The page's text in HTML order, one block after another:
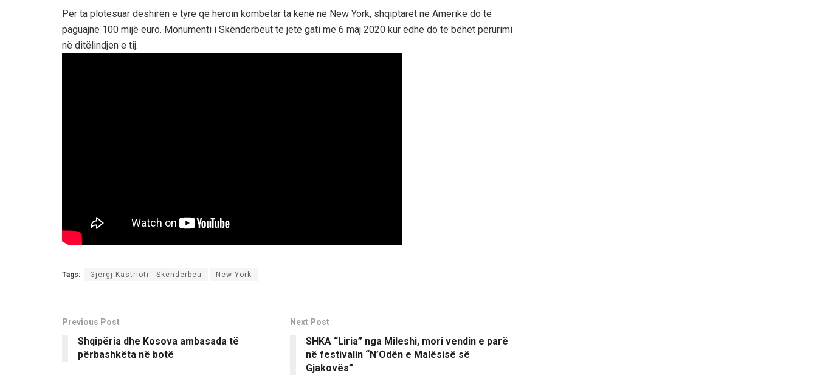
Për ta plotësuar dëshirën e tyre që heroin kombëtar ta kenë në New York, shqiptarët në Amerikë do të
paguajnë 100 mijë euro. Monumenti i Skënderbeut të jetë gati me 6 maj 2020 kur edhe do të bëhet përurimi
në ditëlindjen e tij.
Tags: Gjergj Kastrioti - Skënderbeu New York
Previous Post
Shqipëria dhe Kosova ambasada të
përbashkëta në botë
Next Post
SHKA “Liria” nga Mileshi, mori vendin e parë
në festivalin “N’Odën e Malësisë së
Gjakovës”